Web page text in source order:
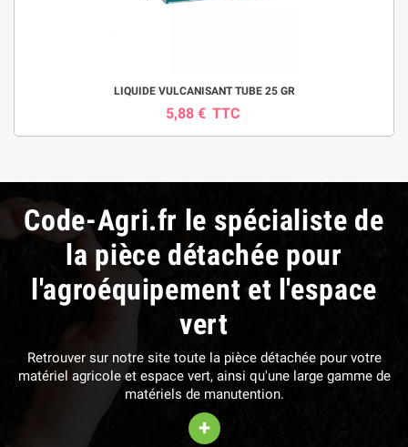
LIQUIDE VULCANISANT TUBE 25 GR
5,88 € TTC
Code-Agri.fr le spécialiste de
la pièce détachée pour
l'agroéquipement et l'espace
vert
Retrouver sur notre site toute la pièce détachée pour votre
matériel agricole et espace vert, ainsi qu'une large gamme de
matériels de manutention.
+